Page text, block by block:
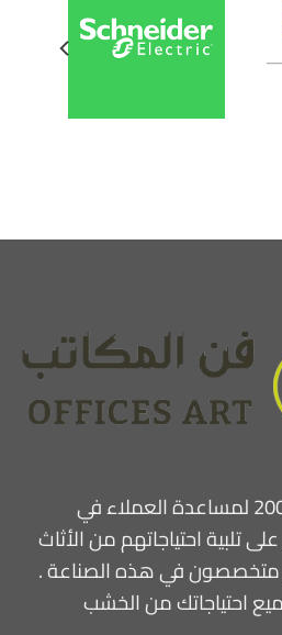
فن المكاتب بدأت عام 2008 لمساعدة العملاء في
تلبية احتياجاتهم من الأثاث
متخصصون في هذه الصناعة .
احتياجاتك من الخشب